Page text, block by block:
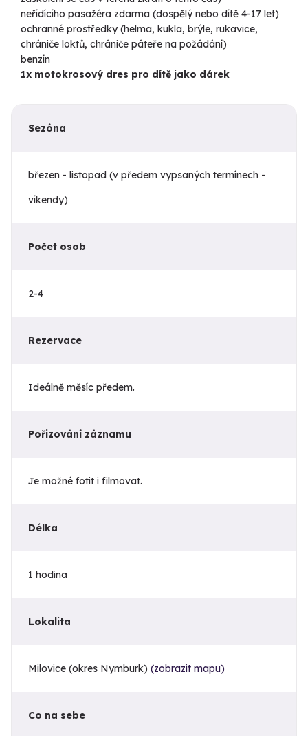
neřídícího pasažéra zdarma (dospělý nebo dítě 4-17 let)
ochranné prostředky (helma, kukla, brýle, rukavice,
chrániče loktů, chrániče páteře na požádání)
benzín
1x motokrosový dres pro dítě jako dárek
Sezóna
březen - listopad (v předem vypsaných termínech -
víkendy)
Počet osob
2-4
Rezervace
Ideálně měsíc předem.
Pořizování záznamu
Je možné fotit i filmovat.
Délka
1 hodina
Lokalita
Milovice (okres Nymburk) (zobrazit mapu)
Co na sebe